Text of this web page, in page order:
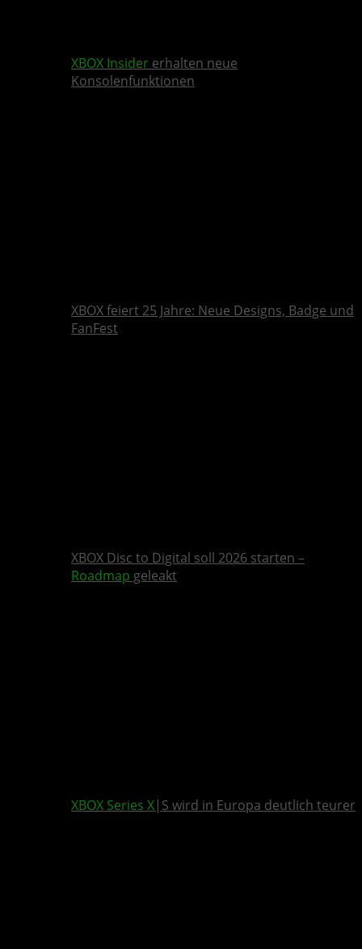
XBOX Insider erhalten neue
Konsolenfunktionen
XBOX feiert 25 Jahre: Neue Designs, Badge und
FanFest
XBOX Disc to Digital soll 2026 starten –
Roadmap geleakt
XBOX Series X|S wird in Europa deutlich teurer